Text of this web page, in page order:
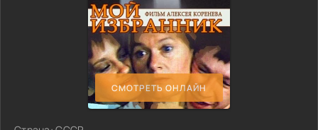
СМОТРЕТЬ ОНЛАЙН